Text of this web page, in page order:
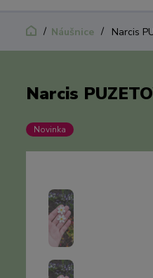
Náušnice Narcis
Narcis
Novinka